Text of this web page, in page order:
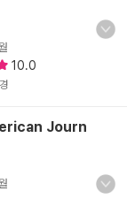
10.0
Journ